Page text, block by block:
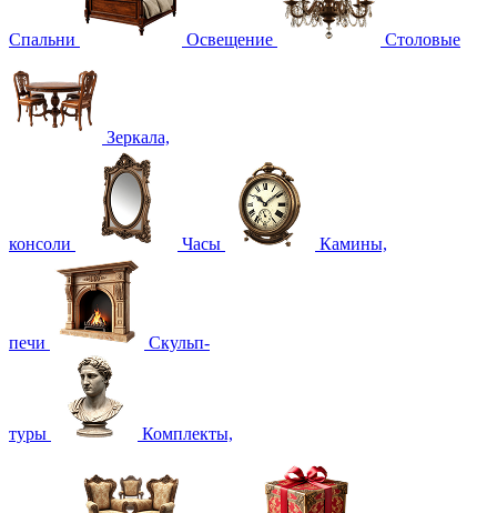
Спальни Освещение Столовые
Зеркала,
консоли Часы Камины,
печи Скульп-
туры Комплекты,